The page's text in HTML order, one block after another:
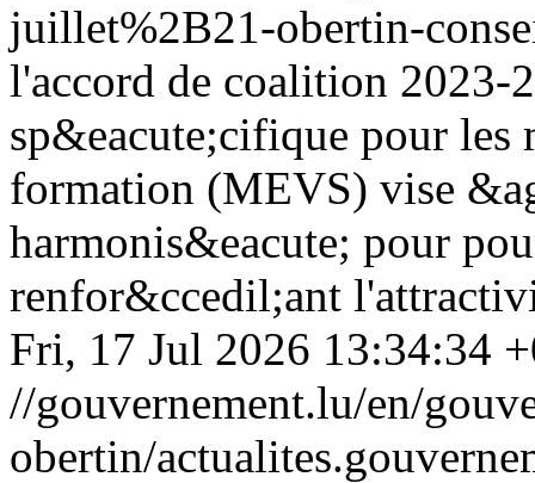
juillet%2B21-obertin-
l'accord de coalition
sp&eacute;cifique pour les
formation (MEVS) vise
harmonis&eacute; pour
renfor&ccedil;ant
Fri, 17 Jul 2026 13:34:34
//gouvernement.lu/en/
obertin/